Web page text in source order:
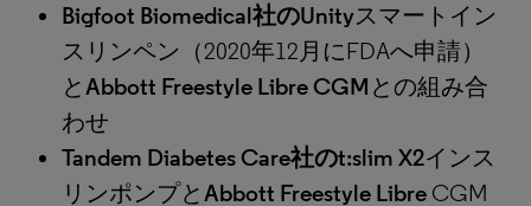
Bigfoot Biomedical社のUnityスマートイン
スリンペン（2020年12月にFDAへ申請）
とAbbott Freestyle Libre CGM との組み合
わせ
Tandem Diabetes Care社のt:slim X2インス
リンポンプとAbbott Freestyle Libre CGM